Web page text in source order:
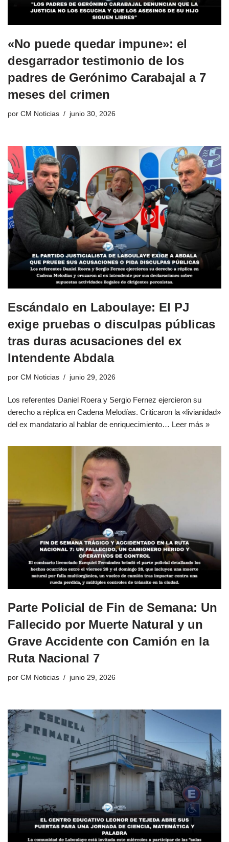
«No puede quedar impune»: el
desgarrador testimonio de los
padres de Gerónimo Carabajal a 7
meses del crimen
por CM Noticias junio 30, 2026
Escándalo en Laboulaye: El PJ
exige pruebas o disculpas públicas
tras duras acusaciones del ex
Intendente Abdala
por CM Noticias junio 29, 2026
Los referentes Daniel Roera y Sergio Fernez ejercieron su
derecho a réplica en Cadena Melodías. Criticaron la «livianidad»
del ex mandatario al hablar de enriquecimiento… Leer más »
Parte Policial de Fin de Semana: Un
Fallecido por Muerte Natural y un
Grave Accidente con Camión en la
Ruta Nacional 7
por CM Noticias junio 29, 2026